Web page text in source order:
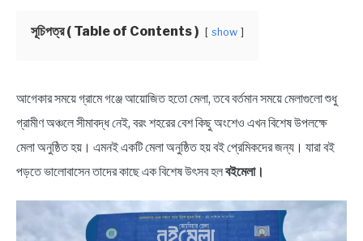
QUOTES & CAPTIONS
BENGALI LYRICS
BENGALI NAMES
BENGALI STORIES
সূচিপত্র ( Table of Contents ) show
আগেকার সময়ে গ্রামে গঞ্জে আয়োজিত হতো মেলা, তবে বর্তমান সময়ে মেলাগুলো শুধু
গ্রামীণ অঞ্চলে সীমাবদ্ধ নেই, বরং শহরের বেশ কিছু অংশেও এখন বিশেষ উপলক্ষে
মেলা অনুষ্ঠিত হয়। এমনই একটি মেলা অনুষ্ঠিত হয় বই প্রেমিকদের জন্য। যারা বই
পড়তে ভালোবাসেন তাদের কাছে এক বিশেষ উৎসব হলবইমেলা।